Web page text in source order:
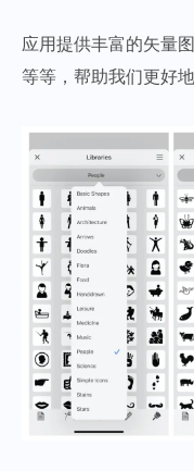
应用提供丰富的矢量
等等，帮助我们更好地